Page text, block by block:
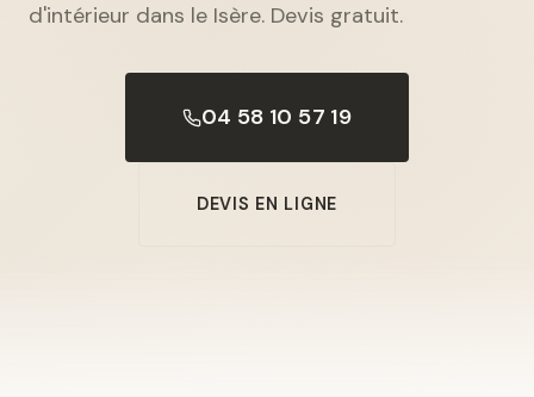
d'intérieur dans le Isère. Devis gratuit.
04 58 10 57 19
DEVIS EN LIGNE